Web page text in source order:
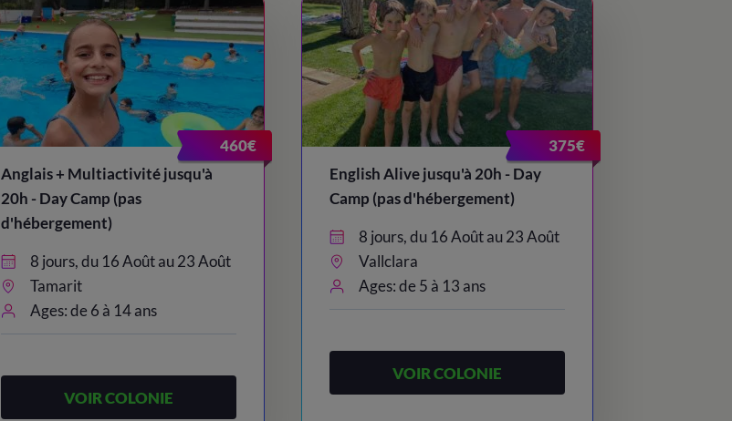
460€
Anglais + Multiactivité jusqu'à
20h - Day Camp (pas
d'hébergement)
8 jours, du 16 Août au 23 Août
Tamarit
Ages: de 6 à 14 ans
VOIR COLONIE
375€
English Alive jusqu'à 20h - Day
Camp (pas d'hébergement)
8 jours, du 16 Août au 23 Août
Vallclara
Ages: de 5 à 13 ans
VOIR COLONIE